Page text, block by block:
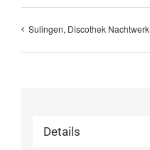
Sulingen, Discothek Nachtwerk
Details